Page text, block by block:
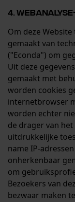
4.
Om deze
gemaakt van
("Econda") om
Uit deze
gemaakt met
worden cookies
internetbrowser
worden echter
de drager van
uitdrukkelijke
name IP-
onherkenbaar
om
Bezoekers van
bezwaar maken